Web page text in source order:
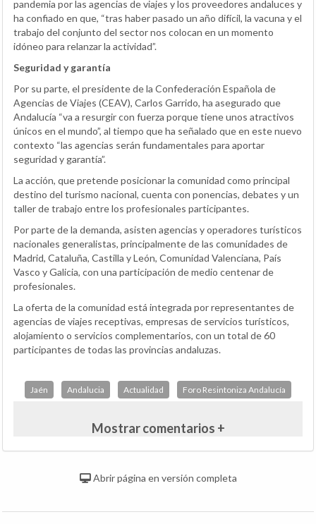
pandemia por las agencias de viajes y los proveedores andaluces y
ha confiado en que, “tras haber pasado un año difícil, la vacuna y el
trabajo del conjunto del sector nos colocan en un momento
idóneo para relanzar la actividad”.
Seguridad y garantía
Por su parte, el presidente de la Confederación Española de
Agencias de Viajes (CEAV), Carlos Garrido, ha asegurado que
Andalucía “va a resurgir con fuerza porque tiene unos atractivos
únicos en el mundo”, al tiempo que ha señalado que en este nuevo
contexto “las agencias serán fundamentales para aportar
seguridad y garantía”.
La acción, que pretende posicionar la comunidad como principal
destino del turismo nacional, cuenta con ponencias, debates y un
taller de trabajo entre los profesionales participantes.
Por parte de la demanda, asisten agencias y operadores turísticos
nacionales generalistas, principalmente de las comunidades de
Madrid, Cataluña, Castilla y León, Comunidad Valenciana, País
Vasco y Galicia, con una participación de medio centenar de
profesionales.
La oferta de la comunidad está integrada por representantes de
agencias de viajes receptivas, empresas de servicios turísticos,
alojamiento o servicios complementarios, con un total de 60
participantes de todas las provincias andaluzas.
Jaén Andalucia Actualidad Foro Resintoniza Andalucía
Mostrar comentarios +
Abrir página en versión completa